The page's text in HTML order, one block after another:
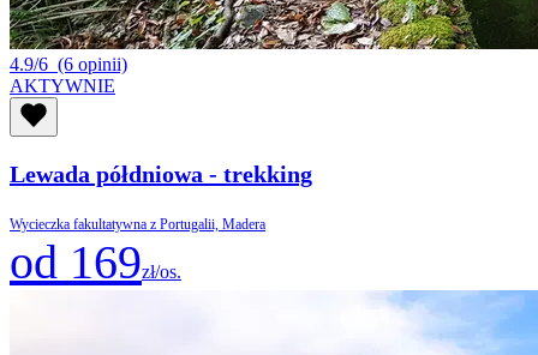
4.9/6 (6 opinii)
AKTYWNIE
Lewada półdniowa - trekking
Wycieczka fakultatywna z Portugalii, Madera
od 169zł/os.